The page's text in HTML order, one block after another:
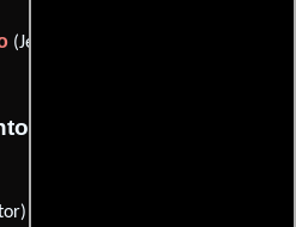
(Jefe de vestuaristas)
de transporte
y